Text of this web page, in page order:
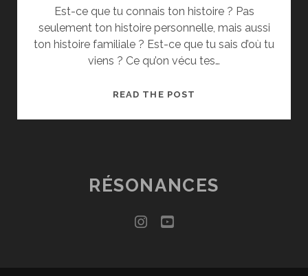
Est-ce que tu connais ton histoire ? Pas
seulement ton histoire personnelle, mais aussi
ton histoire familiale ? Est-ce que tu sais d’où tu
viens ? Ce qu’on vécu tes…
READ THE POST
RÉSONANCES
instagram
youtube